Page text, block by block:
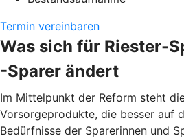
Termin vereinbaren
Was sich für Riester-
-Sparer ändert
Im Mittelpunkt der Reform steht
Vorsorgeprodukte, die besser auf
Bedürfnisse der Sparerinnen und